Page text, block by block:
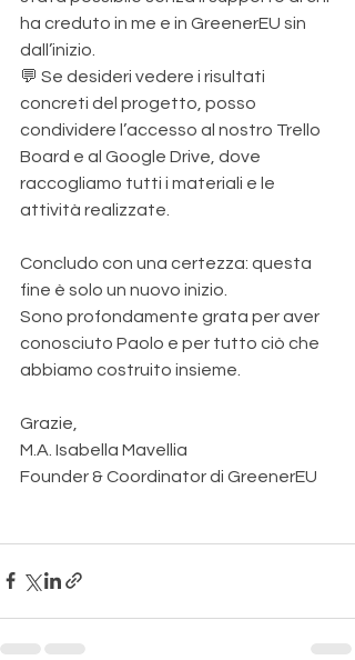
ha creduto in me e in GreenerEU sin
dall’inizio.
💬 Se desideri vedere i risultati
concreti del progetto, posso
condividere l’accesso al nostro Trello
Board e al Google Drive, dove
raccogliamo tutti i materiali e le
attività realizzate.
Concludo con una certezza: questa
fine è solo un nuovo inizio.
Sono profondamente grata per aver
conosciuto Paolo e per tutto ciò che
abbiamo costruito insieme.
Grazie,
M.A. Isabella Mavellia
Founder & Coordinator di GreenerEU